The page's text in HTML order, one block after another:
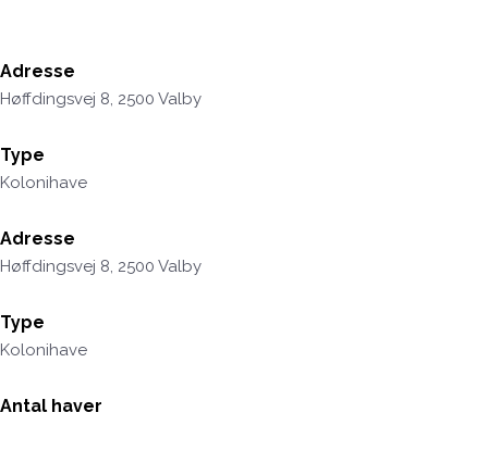
Adresse
Høffdingsvej 8, 2500 Valby
Type
Kolonihave
Adresse
Høffdingsvej 8, 2500 Valby
Type
Kolonihave
Antal haver